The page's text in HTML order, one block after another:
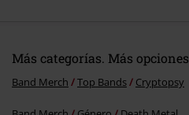
Más categorías. Más opciones
Band Merch Top Bands Cryptopsy